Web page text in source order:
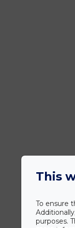
This
To ensure
purposes.